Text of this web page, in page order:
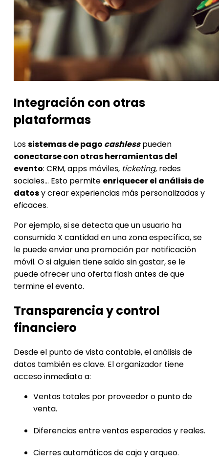
Integración con otras
plataformas
Lossistemas de pago cashlesspueden
conectarse con otras herramientas del
evento: CRM, apps móviles, ticketing, redes
sociales… Esto permite enriquecer el análisis de
datosy crear experiencias más personalizadas y
eficaces.
Por ejemplo, si se detecta que un usuario ha
consumido X cantidad en una zona específica, se
le puede enviar una promoción por notificación
móvil. O si alguien tiene saldo sin gastar, se le
puede ofrecer una oferta flash antes de que
termine el evento.
Transparencia y control
financiero
Desde el punto de vista contable, el análisis de
datos también es clave. El organizador tiene
acceso inmediato a:
Ventas totales por proveedor o punto de
venta.
Diferencias entre ventas esperadas y reales.
Cierres automáticos de caja y arqueo.